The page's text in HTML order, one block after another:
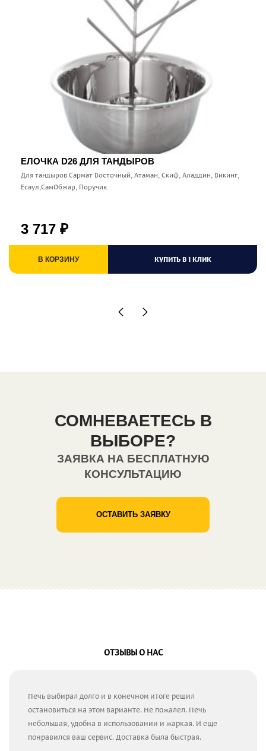
ЕЛОЧКА D26 ДЛЯ ТАНДЫРОВ
Для тандыров Сармат Восточный, Атаман, Скиф, Аладдин, Викинг,
Есаул,СамОбжар, Поручик.
3 717 ₽
В КОРЗИНУ КУПИТЬ В 1 КЛИК
СОМНЕВАЕТЕСЬ В
ВЫБОРЕ?
ЗАЯВКА НА БЕСПЛАТНУЮ
КОНСУЛЬТАЦИЮ
ОСТАВИТЬ ЗАЯВКУ
ОТЗЫВЫ О НАС
Печь выбирал долго и в конечном итоге решил
остановиться на этом варианте. Не пожалел. Печь
небольшая, удобна в использовании и жаркая. И еще
понравился ваш сервис. Доставка была быстрая.